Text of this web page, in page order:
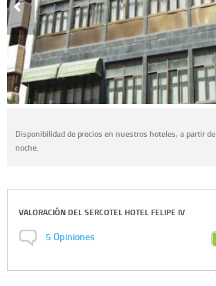
Disponibilidad de precios en nuestros hoteles, a partir de
noche.
VALORACIÓN DELSERCOTEL HOTEL FELIPE IV
5Opiniones